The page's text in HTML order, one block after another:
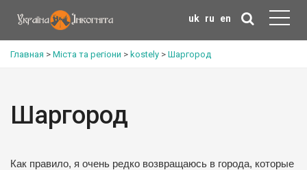
uk ru en
Главная > Міста та регіони > kostely > Шаргород
Шаргород
Как правило, я очень редко возвращаюсь в города, которые